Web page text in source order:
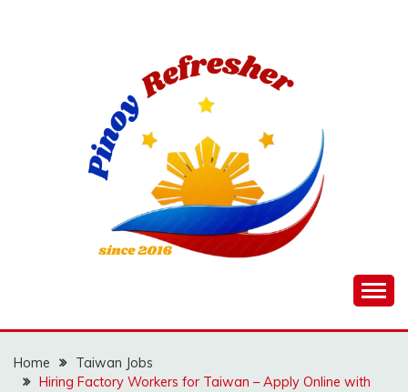
Home
Taiwan Jobs
Hiring Factory Workers for Taiwan – Apply Online with